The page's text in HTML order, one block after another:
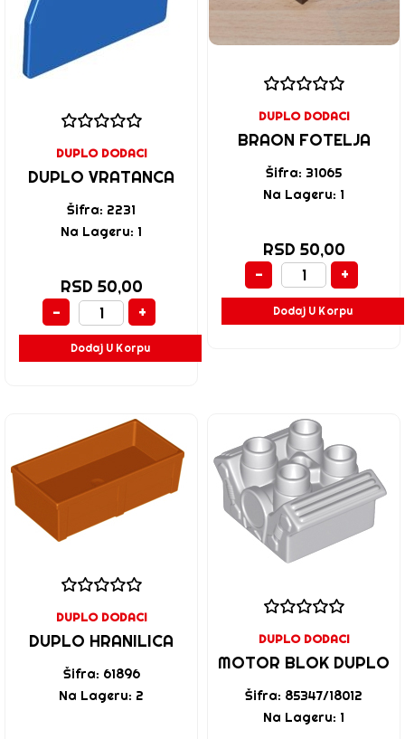
DUPLO DODACI
DUPLO VRATANCA
Šifra: 2231
Na Lageru: 1
RSD 50,00
-
+
Dodaj U Korpu
DUPLO DODACI
BRAON FOTELJA
Šifra: 31065
Na Lageru: 1
RSD 50,00
-
+
Dodaj U Korpu
DUPLO DODACI
DUPLO HRANILICA
Šifra: 61896
Na Lageru: 2
DUPLO DODACI
MOTOR BLOK DUPLO
Šifra: 85347/18012
Na Lageru: 1